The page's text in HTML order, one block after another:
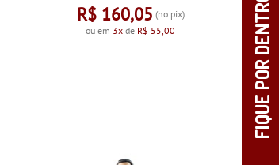
R$ 160,05 (no pix)
ou em 3x de R$ 55,00